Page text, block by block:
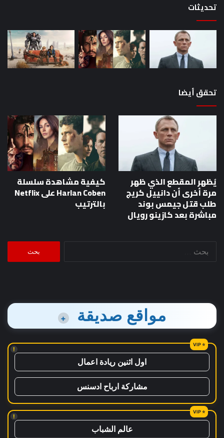
بوند
مباشرة
بعد
تحديثات
تحقق أيضا
يُظهر المقطع الذي ظهر
مرة أخرى أن دانييل كريج
طلب قتل جيمس بوند
مباشرة بعد كازينو رويال
كيفية مشاهدة سلسلة
Harlan Coben على Netflix
بالترتيب
البحث
مواقع صديقة +
!
اول اثنين ريادة اعمال
مشاركة ارباح ادسنس
!
عالم الشباب